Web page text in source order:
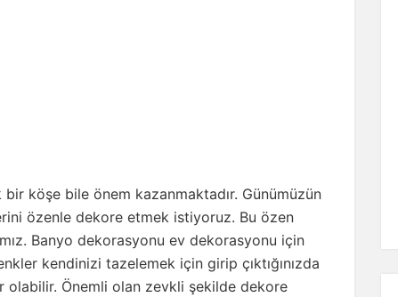
köşe bile önem kazanmaktadır. Günümüzün
özenle dekore etmek istiyoruz. Bu özen
Banyo dekorasyonu ev dekorasyonu için
kendinizi tazelemek için girip çıktığınızda
olabilir. Önemli olan zevkli şekilde dekore